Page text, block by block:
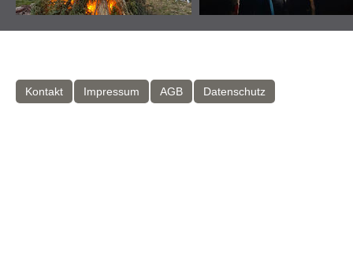
Kontakt Impressum AGB Datenschutz